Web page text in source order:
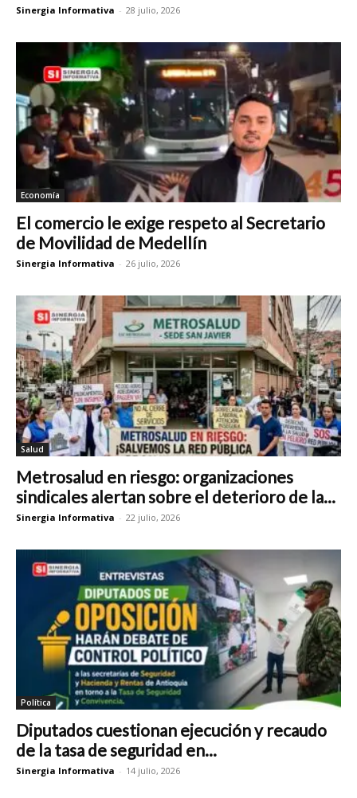
Sinergia Informativa - 28 julio, 2026
Economía
El comercio le exige respeto al Secretario
de Movilidad de Medellín
Sinergia Informativa - 26 julio, 2026
Salud
Metrosalud en riesgo: organizaciones
sindicales alertan sobre el deterioro de la...
Sinergia Informativa - 22 julio, 2026
Política
Diputados cuestionan ejecución y recaudo
de la tasa de seguridad en...
Sinergia Informativa - 14 julio, 2026